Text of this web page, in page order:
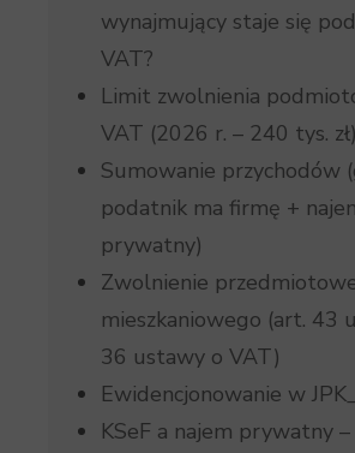
wynajmujący staje się
VAT?
Limit zwolnienia
VAT (2026 r. – 240 tys. zł)
Sumowanie przychodów
podatnik ma firmę +
prywatny)
Zwolnienie
mieszkaniowego (art. 43
36 ustawy o VAT)
Ewidencjonowanie w
KSeF a najem prywatny